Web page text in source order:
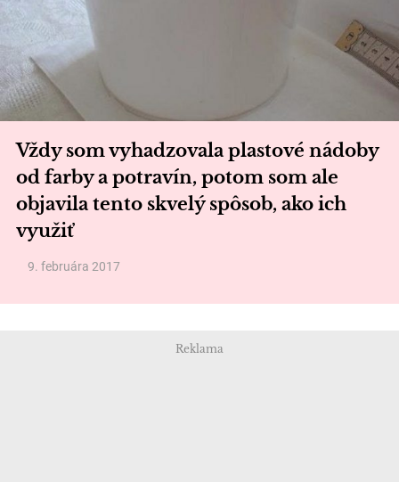
Vždy som vyhadzovala plastové nádoby
od farby a potravín, potom som ale
objavila tento skvelý spôsob, ako ich
využiť
9. februára 2017
Reklama